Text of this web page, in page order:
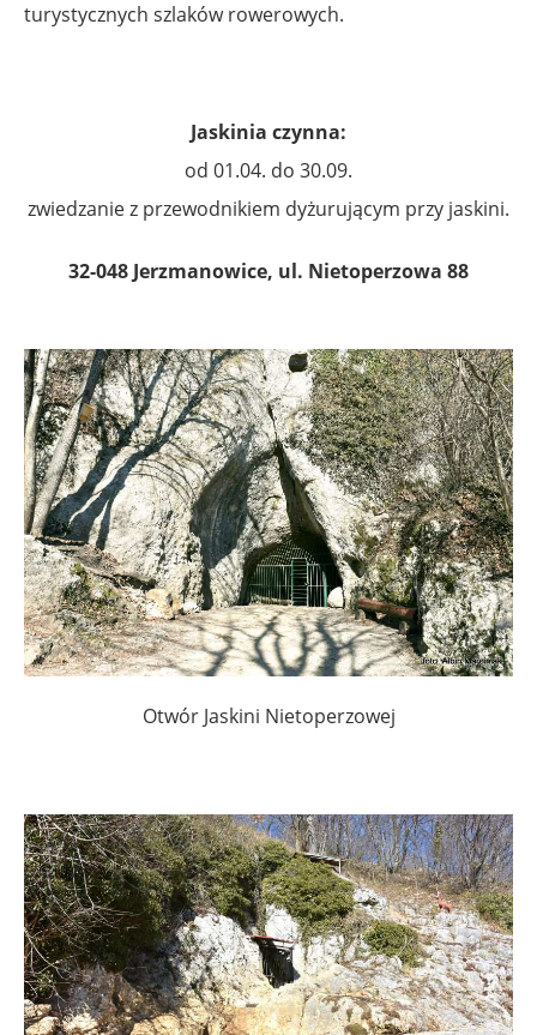
turystycznych szlaków rowerowych.
Jaskinia czynna:
od 01.04. do 30.09.
zwiedzanie z przewodnikiem dyżurującym przy jaskini.
32-048 Jerzmanowice, ul. Nietoperzowa 88
Otwór Jaskini Nietoperzowej